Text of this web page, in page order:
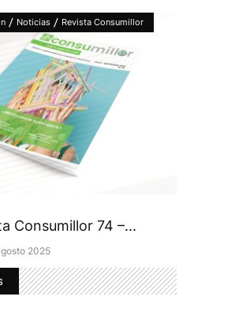
/ Noticias / Revista Consumillor
Consumillor 74 –...
2025